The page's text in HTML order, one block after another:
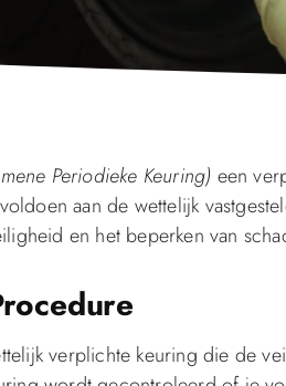
Periodieke Keuring) een
aan de wettelijk
en het beperken van
verplichte keuring die de